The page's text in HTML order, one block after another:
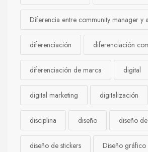
Diferencia entre community manager y
diferenciación diferenciación
diferenciación de marca digital
digital marketing digitalización
disciplina diseño diseño
diseño de stickers Diseño gráfico